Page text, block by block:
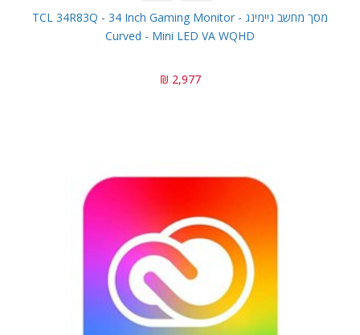
מסך מחשב גיימינג TCL 34R83Q - 34 Inch Gaming Monitor -
Curved - Mini LED VA WQHD
2,977 ₪